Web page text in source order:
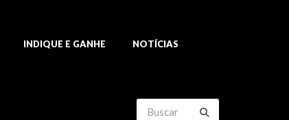
INDIQUE E GANHE NOTÍCIAS